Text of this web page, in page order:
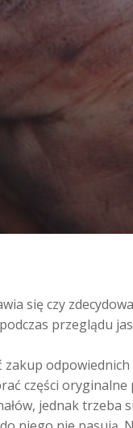
się czy
przeglądu
części
jednak trzeba